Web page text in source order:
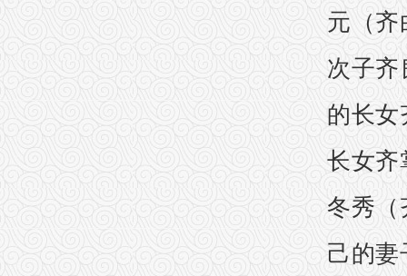
元（齐
次子齐
的长女
长女齐
冬秀（
己的妻